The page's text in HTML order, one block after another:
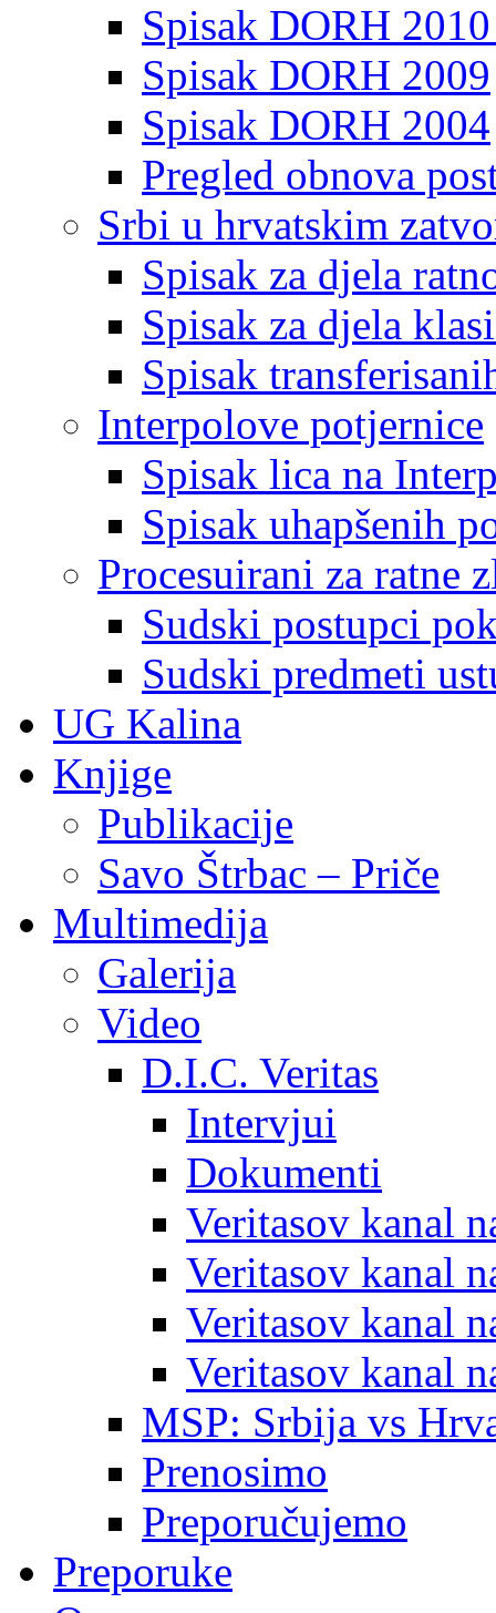
Spisak DORH
Spisak DORH 2009
Spisak DORH 2004
Pregled obnova
Srbi u hrvatskim
Spisak za djela
Spisak za djela
Spisak
Interpolove potjernice
Spisak lica na
Spisak uhapšenih
Procesuirani za ratne
Sudski postupci
Sudski predmeti
UG Kalina
Knjige
Publikacije
Savo Štrbac – Priče
Multimedija
Galerija
Video
D.I.C. Veritas
Intervjui
Dokumenti
Veritasov kanal
Veritasov kanal
Veritasov kanal
Veritasov kanal
MSP: Srbija vs
Prenosimo
Preporučujemo
Preporuke